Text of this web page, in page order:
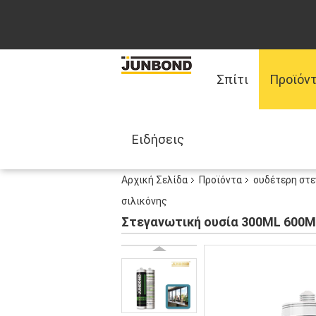
Σπίτι
Ειδήσεις
Αρχική Σελίδα Προϊόντα
ουδέτερη
σιλικόνης
Στεγανωτική ουσία 300ML